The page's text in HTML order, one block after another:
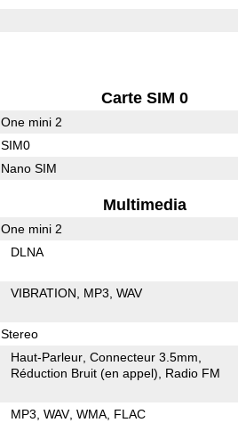
Carte SIM 0
One mini 2
SIM0
Nano SIM
Multimedia
One mini 2
DLNA
VIBRATION MP3 WAV
Stereo
Haut-Parleur Connecteur 3.5mm
Réduction Bruit (en appel)
Radio FM
MP3 WAV WMA FLAC